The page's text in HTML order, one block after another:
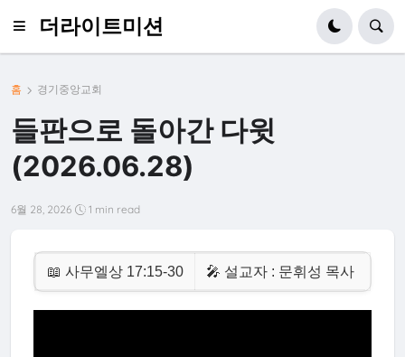
더라이트미션
홈 경기중앙교회
들판으로 돌아간 다윗
(2026.06.28)
6월 28, 2026 1 min read
📖 사무엘상 17:15-30 🎤 설교자 : 문휘성 목사